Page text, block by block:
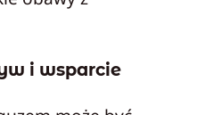
i wsparcie